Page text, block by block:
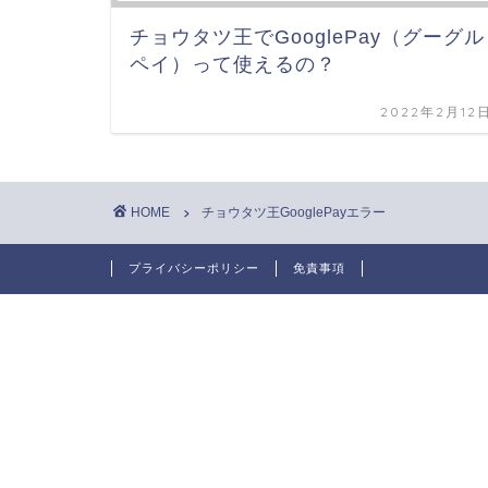
チョウタツ王でGooglePay（グーグル
ペイ）って使えるの？
2022年2月12
HOME チョウタツ王GooglePayエラー
プライバシーポリシー 免責事項